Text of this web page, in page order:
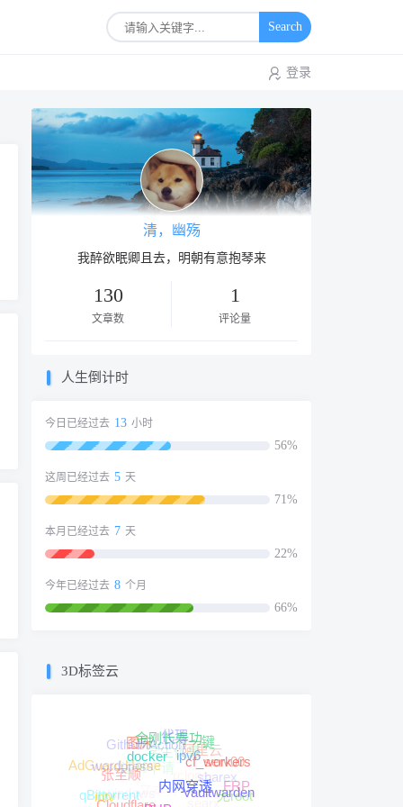
Search
登录
清，幽殇
我醉欲眠卿且去，明朝有意抱琴来
130
文章数
1
评论量
人生倒计时
今日已经过去 13 小时
56%
这周已经过去 5 天
71%
本月已经过去 7 天
22%
今年已经过去 8 个月
66%
3D标签云
docker
张至顺
内网穿透
ipv6
金刚长寿功
图床
AdGuard Home
iptv Vaultwarden
cf_workers
一键
代理
Github Action
wordpress
qBittorrent
FRP
serv00
阿里云
学生优惠
证书申请
windows
无root
sharex
rclone
文本分享
searx